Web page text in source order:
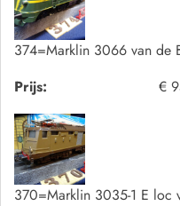
374=Marklin 3066 van de
Prijs:
€
370=Marklin 3035-1 E loc